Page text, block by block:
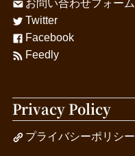
お問い合わせフォーム
Twitter
Facebook
Feedly
Privacy Policy
プライバシーポリシー